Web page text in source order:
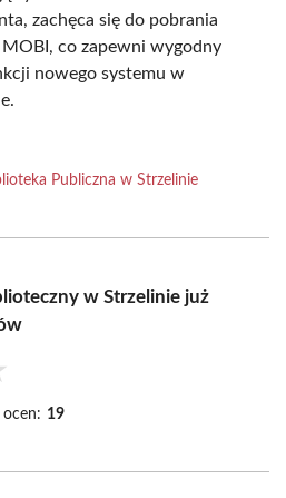
zachęca się do pobrania
co zapewni wygodny
nowego systemu w
Publiczna w Strzelinie
w Strzelinie już
ocen: 19